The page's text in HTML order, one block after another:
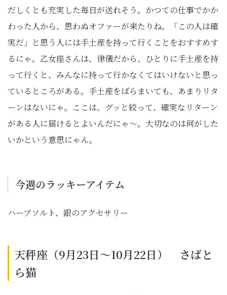
だしくとも充実した毎日が送れそう。かつての仕事でかか
わった人から、思わぬオファーが来たりね。「この人は確
実だ」と思う人には手土産を持って行くことをおすすめす
るにゃ。乙女座さんは、律儀だから、ひとりに手土産を持
って行くと、みんなに持って行かなくてはいけないと思っ
ているところがある。手土産をばらまいても、あまりリタ
ーンはないにゃ。ここは、グッと絞って、確実なリターン
がある人に届けるとよいんだにゃ～。大切なのは何がした
いかという意思にゃん。
今週のラッキーアイテム
ハーブソルト、銀のアクセサリー
天秤座（9月23日～10月22日） さばと
ら猫